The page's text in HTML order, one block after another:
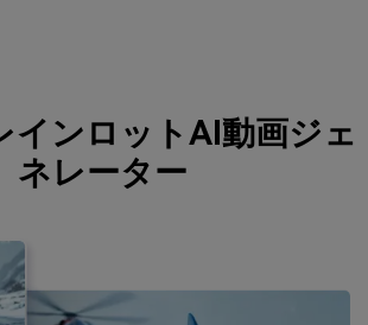
インロットAI動画ジェ
ネレーター